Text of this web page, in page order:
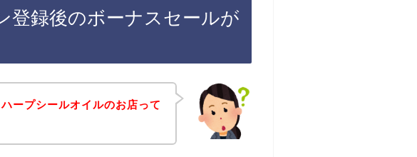
登録後のボーナスセールが
ープシールオイルのお店って